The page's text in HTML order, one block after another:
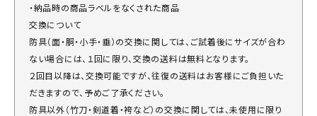
・納品時の商品ラベルをなくされた商品
交換について
防具（面・胴・小手・垂）の交換に関しては、ご試着後にサイズが合わ
ない場合には、１回に限り、交換の送料は無料となります。
２回目以降は、交換可能ですが、往復の送料はお客様にご負担いた
だきますので、予めご了承ください。
防具以外（竹刀・剣道着・袴など）の交換に関しては、未使用に限り